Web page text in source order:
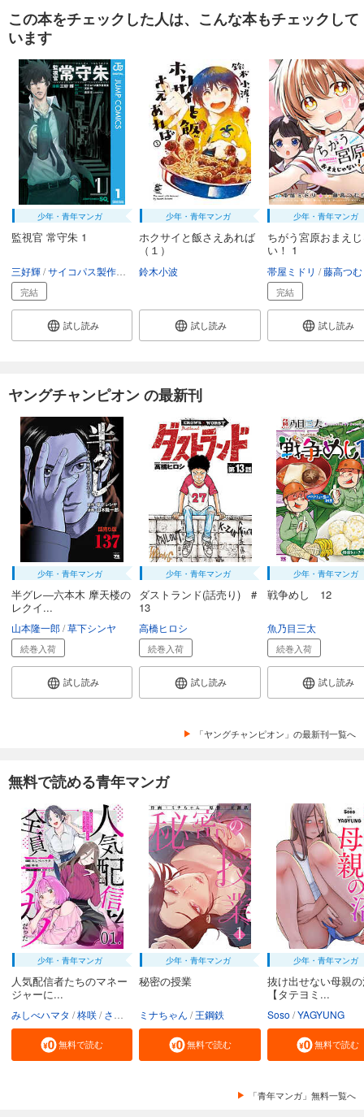
試し読み
デメキン 21
704円 (税込)
カート
試し読み
あらすじを表示する
デメキン 22
704円 (税込)
カート
あらすじを表示する
704
カート
704円 (税込)
カート
試し読み
あらすじを表示する
デメキン 25
704円 (税込)
カート
試し読み
あらすじを表示する
デメキン 26
704円 (税込)
カート
704円 (税込)
試し読み
あらすじを表示する
デメキン 28
704円 (税込)
カート
試し読み
あらすじを表示する
704円 (税込)
試し読み
この本をチェックした人は、こんな本もチェックして
います
少年・青年マンガ
監視官 常守朱 1
三好輝 サイコパス製作委員会 天野明 虚淵玄（ニトロプラス）
完結
試し読み
少年・青年マンガ
ホクサイと飯さえあれば
（１）
鈴木小波
試し読み
少年・青年マンガ
ちがう宮原おまえ
い！ 1
帯屋ミドリ 藤高つ
完結
試し読み
ヤングチャンピオン の最新刊
少年・青年マンガ
半グレ―六本木 摩天楼の
レクイ...
山本隆一郎 草下シンヤ
続巻入荷
試し読み
少年・青年マンガ
ダストランド(話売り) #
13
高橋ヒロシ
続巻入荷
試し読み
少年・青年マンガ
戦争めし 12
魚乃目三太
続巻入荷
試し読み
「ヤングチャンピオン」の最新刊一覧へ
無料で読める青年マンガ
少年・青年マンガ
人気配信者たちのマネー
ジャーに...
みしべハマタ 柊咲 さかむけ
無料で読む
少年・青年マンガ
秘密の授業
ミナちゃん 王鋼鉄
無料で読む
少年・青年マンガ
抜け出せない母親
【タテヨミ...
Soso YAGYUNG
無料で読む
「青年マンガ」無料一覧へ